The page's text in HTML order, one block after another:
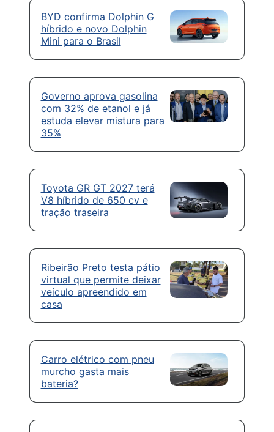
BYD confirma Dolphin G
híbrido e novo Dolphin
Mini para o Brasil
Governo aprova gasolina
com 32% de etanol e já
estuda elevar mistura para
35%
Toyota GR GT 2027 terá
V8 híbrido de 650 cv e
tração traseira
Ribeirão Preto testa pátio
virtual que permite deixar
veículo apreendido em
casa
Carro elétrico com pneu
murcho gasta mais
bateria?